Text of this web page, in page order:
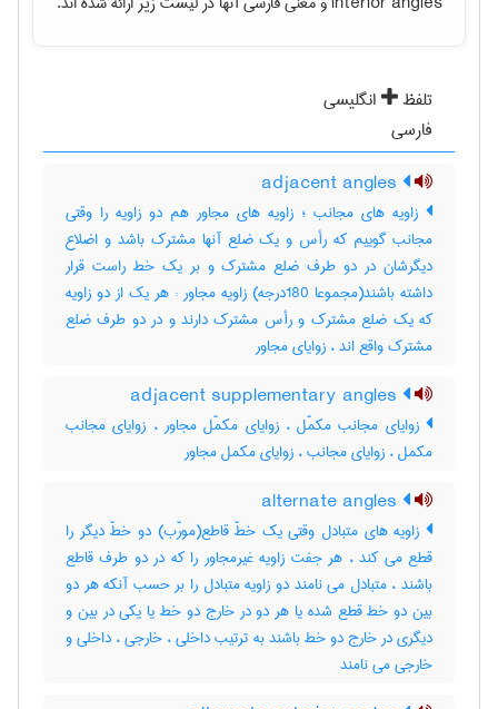
تلفظ
انگلیسی
فارسی
زاویه های مجانب ؛ زاویه های مجاور هم دو زاویه را وقتی
مجانب گوییم که رأس و یک ضلع آنها مشترک باشد و اضلاع
دیگرشان در دو طرف ضلع مشترک و بر یک خط راست قرار
داشته باشند(مجموعا 180درجه) زاویه مجاور : هر یک از دو زاویه
که یک ضلع مشترک و رأس مشترک دارند و در دو طرف ضلع
مشترک واقع اند ، زوایای مجاور
زوایای مجانب مکمّل ، زوایای مکمّل مجاور ، زوایای مجانب
مکمل ، زوایای مجانب ، زوایای مکمل مجاور
زاویه های متبادل وقتی یک خطّ قاطع(مورّب) دو خطّ دیگر را
قطع می کند ، هر جفت زاویه غیرمجاور را که در دو طرف قاطع
باشند ، متبادل می نامند دو زاویه متبادل را بر حسب آنکه هر دو
بین دو خط قطع شده یا هر دو در خارج دو خط یا یکی در بین و
دیگری در خارج دو خط باشند به ترتیب داخلی ، خارجی ، داخلی و
خارجی می نامند